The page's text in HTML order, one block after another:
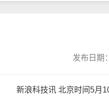
发布日期
新浪科技讯 北京时间5月10